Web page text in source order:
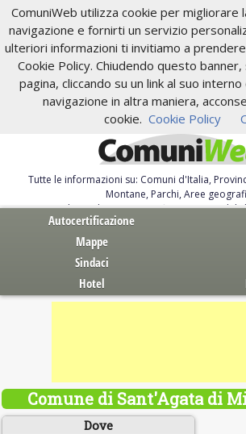
ComuniWeb utilizza cookie per migliorare
navigazione e fornirti un servizio
ulteriori informazioni ti invitiamo a
Cookie Policy. Chiudendo questo
pagina, cliccando su un link al suo
navigazione in altra maniera,
cookie. Cookie Policy
Tutte le informazioni su: Comuni d'Italia,
Montane, Parchi, Aree
Servizi al Cittadino. Autocertificazione,
Autocertificazione
Mappe
Sindaci
Hotel
Comune di Sant'Agata di
Dove